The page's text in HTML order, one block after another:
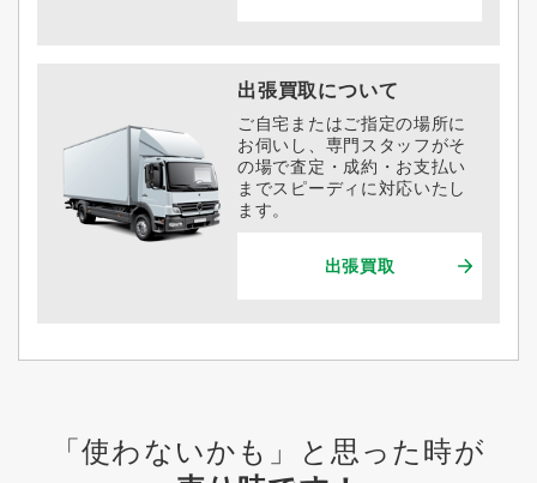
出張買取について
ご自宅またはご指定の場所に
お伺いし、専門スタッフがそ
の場で査定・成約・お支払い
までスピーディに対応いたし
ます。
出張買取
「使わないかも」と思った時が